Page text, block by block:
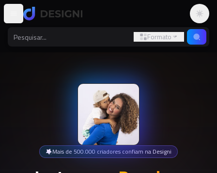
Formato
Mais de 500.000 criadores confiam na Designi